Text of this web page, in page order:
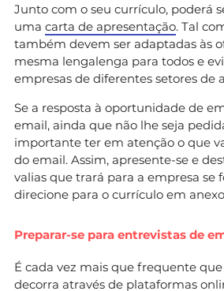
Junto com o seu currículo, poderá
uma carta de apresentação. Tal
também devem ser adaptadas às
mesma lengalenga para todos e
empresas de diferentes setores de
Se a resposta à oportunidade de
email, ainda que não lhe seja
importante ter em atenção o que
do email. Assim, apresente-se e
valias que trará para a empresa se
direcione para o currículo em
Preparar-se para entrevistas de
É cada vez mais que frequente que
decorra através de plataformas